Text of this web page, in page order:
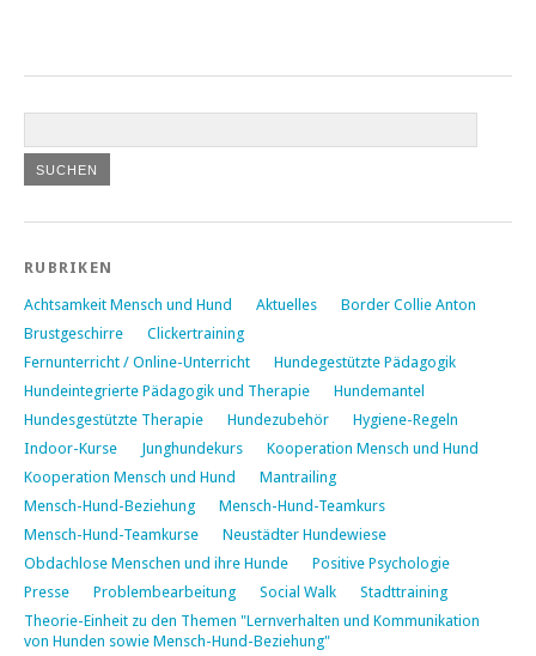
RUBRIKEN
Achtsamkeit Mensch und Hund Aktuelles
Border Collie Anton
Brustgeschirre
Clickertraining
Fernunterricht / Online-Unterricht
Hundegestützte Pädagogik
Hundeintegrierte Pädagogik und Therapie
Hundemantel
Hundesgestützte Therapie
Hundezubehör
Hygiene-Regeln
Indoor-Kurse
Junghundekurs
Kooperation Mensch und Hund
Kooperation Mensch und Hund
Mantrailing
Mensch-Hund-Beziehung
Mensch-Hund-Teamkurs
Mensch-Hund-Teamkurse
Neustädter Hundewiese
Obdachlose Menschen und ihre Hunde
Positive Psychologie
Presse
Problembearbeitung Social Walk
Stadttraining
Theorie-Einheit zu den Themen "Lernverhalten und Kommunikation
von Hunden sowie Mensch-Hund-Beziehung"